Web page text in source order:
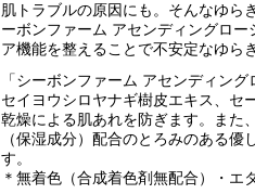
肌トラブルの原因にも。そんなゆら
ーボンファーム アセンディングロ
ア機能を整えることで不安定なゆら
「シーボンファーム アセンディン
セイヨウシロヤナギ樹皮エキス、セ
乾燥による肌あれを防ぎます。また
（保湿成分）配合のとろみのある
す。
＊無着色（合成着色剤無配合）・エ